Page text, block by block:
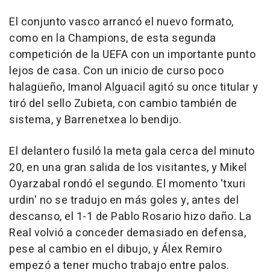
El conjunto vasco arrancó el nuevo formato,
como en la Champions, de esta segunda
competición de la UEFA con un importante punto
lejos de casa. Con un inicio de curso poco
halagüeño, Imanol Alguacil agitó su once titular y
tiró del sello Zubieta, con cambio también de
sistema, y Barrenetxea lo bendijo.
El delantero fusiló la meta gala cerca del minuto
20, en una gran salida de los visitantes, y Mikel
Oyarzabal rondó el segundo. El momento 'txuri
urdin' no se tradujo en más goles y, antes del
descanso, el 1-1 de Pablo Rosario hizo daño. La
Real volvió a conceder demasiado en defensa,
pese al cambio en el dibujo, y Álex Remiro
empezó a tener mucho trabajo entre palos.